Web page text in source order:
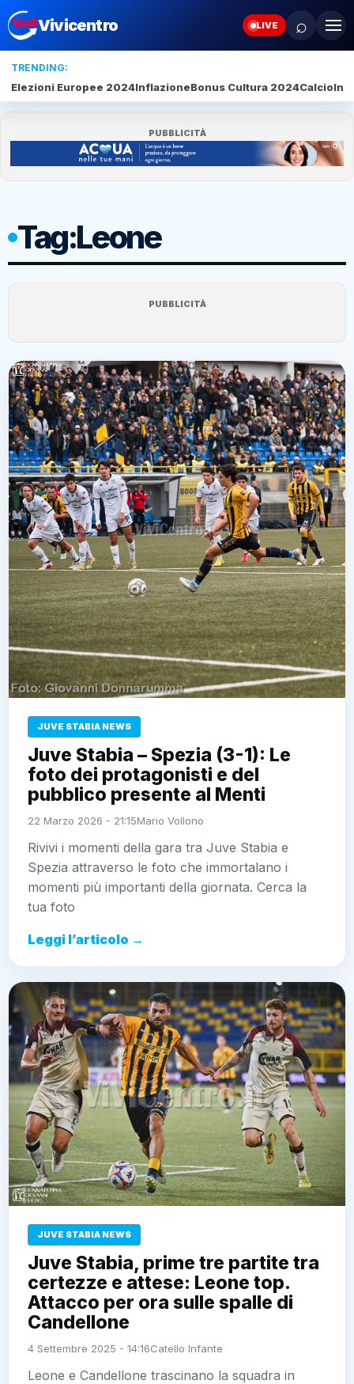
Vivicentro LIVE ⌕
TRENDING:
Elezioni Europee 2024InflazioneBonus Cultura 2024Calcio
PUBBLICITÀ
Tag:Leone
PUBBLICITÀ
JUVE STABIA NEWS
Juve Stabia – Spezia (3-1): Le
foto dei protagonisti e del
pubblico presente al Menti
22 Marzo 2026 - 21:15Mario Vollono
Rivivi i momenti della gara tra Juve Stabia e
Spezia attraverso le foto che immortalano i
momenti più importanti della giornata. Cerca la
tua foto
Leggi l’articolo →
JUVE STABIA NEWS
Juve Stabia, prime tre partite tra
certezze e attese: Leone top.
Attacco per ora sulle spalle di
Candellone
4 Settembre 2025 - 14:16Catello Infante
Leone e Candellone trascinano la squadra in